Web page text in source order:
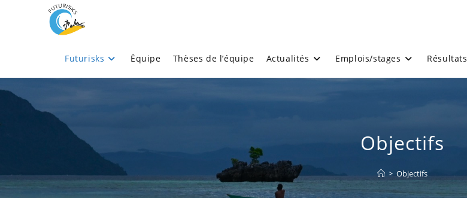
Futurisks Équipe Thèses de l’équipe Actualités Emplois/stages Résultats
Objectifs
> Objectifs